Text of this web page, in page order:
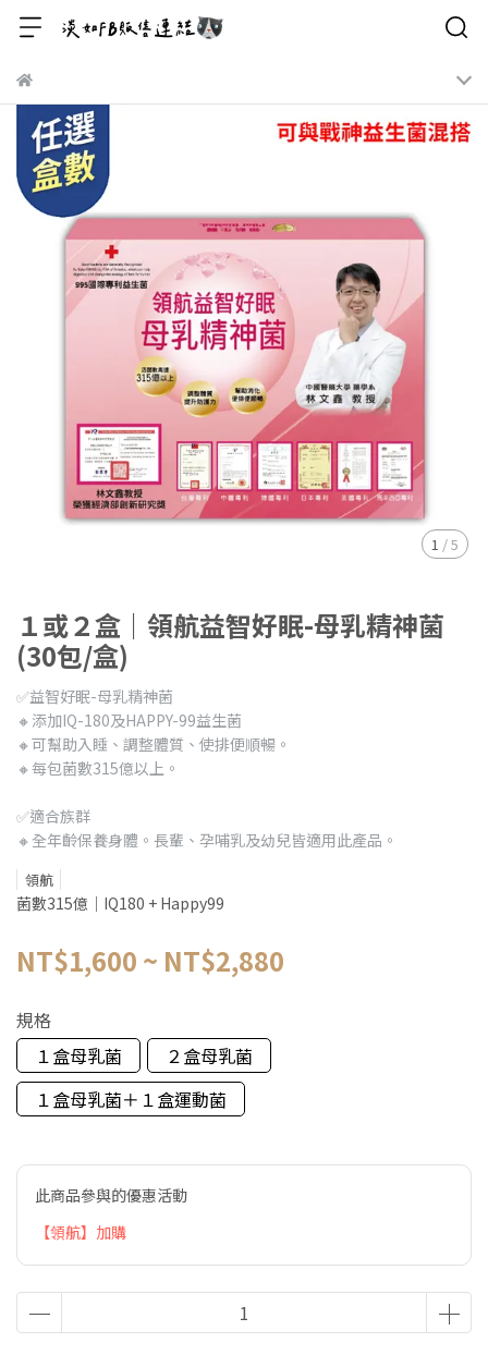
1 /5
１或２盒｜領航益智好眠-母乳精神菌
(30包/盒)
✅益智好眠-母乳精神菌
🔸添加IQ-180及HAPPY-99益生菌
🔸可幫助入睡、調整體質、使排便順暢。
🔸每包菌數315億以上。
✅適合族群
🔸全年齡保養身體。長輩、孕哺乳及幼兒皆適用此產品。
領航
菌數315億｜IQ180 + Happy99
NT$1,600 ~ NT$2,880
規格
１盒母乳菌
２盒母乳菌
１盒母乳菌＋１盒運動菌
此商品參與的優惠活動
【領航】加購